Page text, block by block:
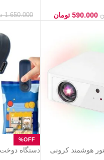
590.000 تومان 1.650.000
هوشمند کرونی
دستگاه